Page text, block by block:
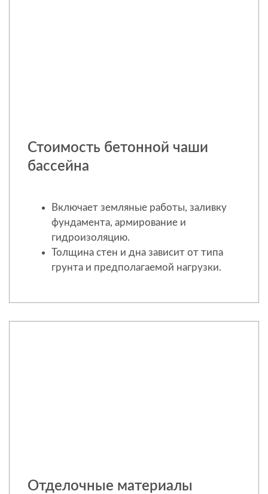
Стоимость бетонной чаши
бассейна
Включает земляные работы, заливку
фундамента, армирование и
гидроизоляцию.
Толщина стен и дна зависит от типа
грунта и предполагаемой нагрузки.
Отделочные материалы